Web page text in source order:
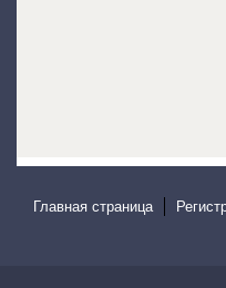
Главная страница